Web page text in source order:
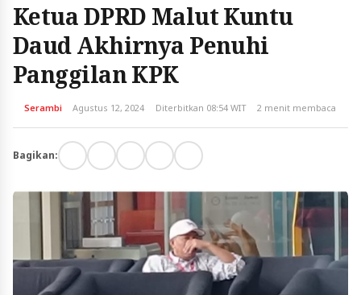
Ketua DPRD Malut Kuntu
Daud Akhirnya Penuhi
Panggilan KPK
Serambi Agustus 12, 2024 Diterbitkan 08:54 WIT 2 menit membaca
Bagikan: